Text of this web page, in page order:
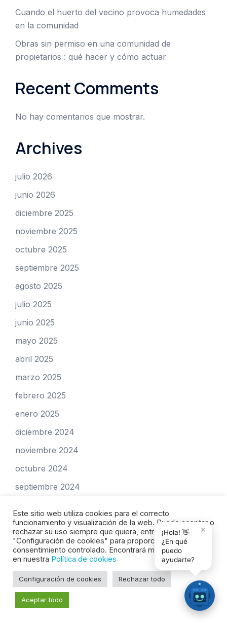
Cuando el huerto del vecino provoca humedades
en la comunidad
Obras sin permiso en una comunidad de
propietarios : qué hacer y cómo actuar
Recent Comments
No hay comentarios que mostrar.
Archives
julio 2026
junio 2026
diciembre 2025
noviembre 2025
octubre 2025
septiembre 2025
agosto 2025
julio 2025
junio 2025
mayo 2025
abril 2025
marzo 2025
febrero 2025
enero 2025
diciembre 2024
noviembre 2024
octubre 2024
septiembre 2024
junio 2024
mayo 2024
abril 2024
marzo 2024
Categories
Este sitio web utiliza cookies para el correcto
funcionamiento y visualización de la web. Puede aceptar o
rechazar su uso siempre que quiera, entre en
"Configuración de cookies" para proporcionar un
consentimiento controlado. Encontrará más información
en nuestra Política de cookies
Configuración de cookies Rechazar todo
Aceptar todo
¡Hola! 👋
¿En qué
puedo
ayudarte?
×